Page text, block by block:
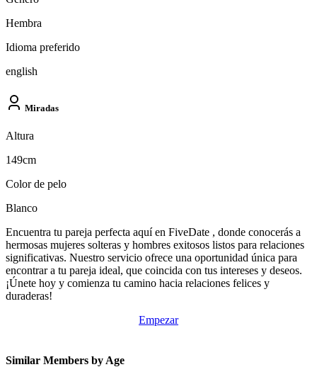
Hembra
Idioma preferido
english
Miradas
Altura
149cm
Color de pelo
Blanco
Encuentra tu pareja perfecta aquí en FiveDate , donde conocerás a
hermosas mujeres solteras y hombres exitosos listos para relaciones
significativas. Nuestro servicio ofrece una oportunidad única para
encontrar a tu pareja ideal, que coincida con tus intereses y deseos.
¡Únete hoy y comienza tu camino hacia relaciones felices y
duraderas!
Empezar
Similar Members by Age